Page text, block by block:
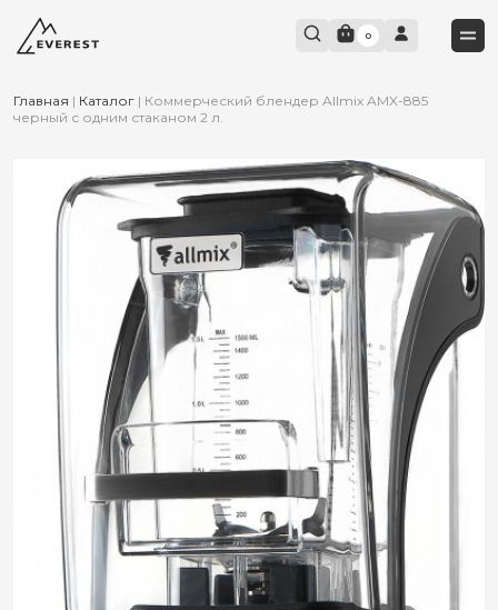
0
Главная | Каталог | Коммерческий блендер Allmix AMX-885
черный с одним стаканом 2 л.